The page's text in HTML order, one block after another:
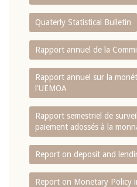
Quaterly Statistical Bulletin
Rapport annuel de la
Rapport annuel sur la
l'UEMOA
Rapport semestriel de
paiement adossés à la
Report on deposit and
Report on Monetary Policy